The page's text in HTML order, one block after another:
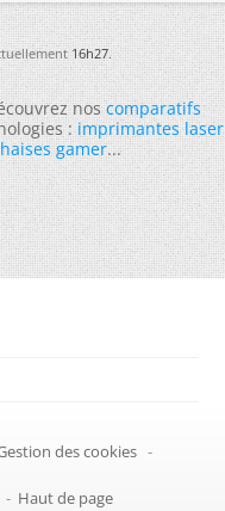
16h27.
noscomparatifs
:imprimantes laser
gamer...
des cookies -
- Haut de page